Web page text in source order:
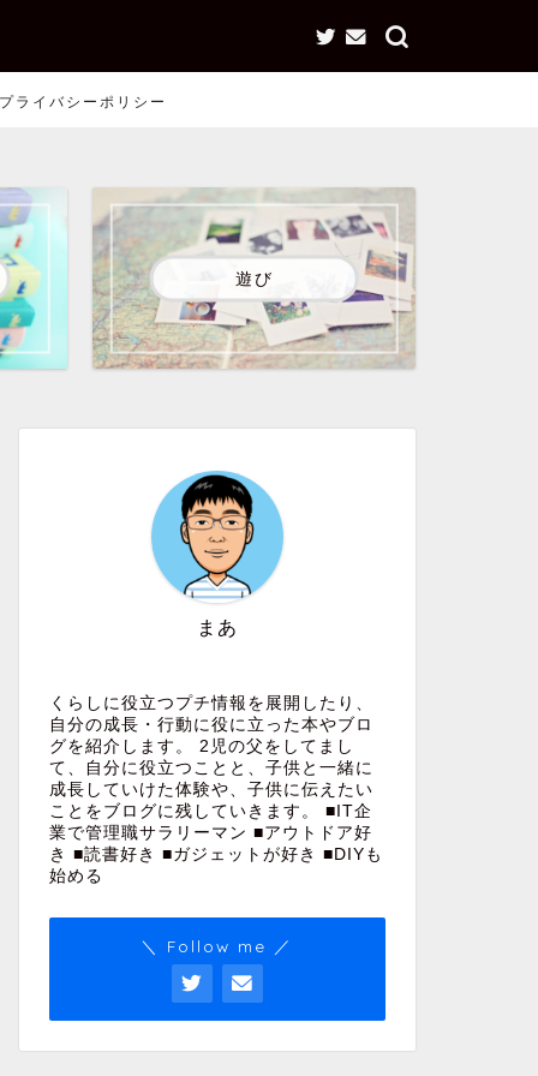
プライバシーポリシー
遊び
【説明書付きで解説】ドコモ光解約
で返却物にある「GE-PON<>A
SFP-ONU<1>S」ってなにものか？
まあ
くらしに役立つプチ情報を展開したり、
自分の成長・行動に役に立った本やブロ
グを紹介します。 2児の父をしてまし
て、自分に役立つことと、子供と一緒に
成長していけた体験や、子供に伝えたい
ことをブログに残していきます。 ■IT企
業で管理職サラリーマン ■アウトドア好
き ■読書好き ■ガジェットが好き ■DIYも
始める
＼ Follow me ／